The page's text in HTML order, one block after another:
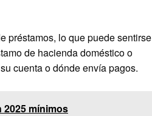
préstamos, lo que puede sentirse
de hacienda doméstico o
cuenta o dónde envía pagos.
2025 mínimos